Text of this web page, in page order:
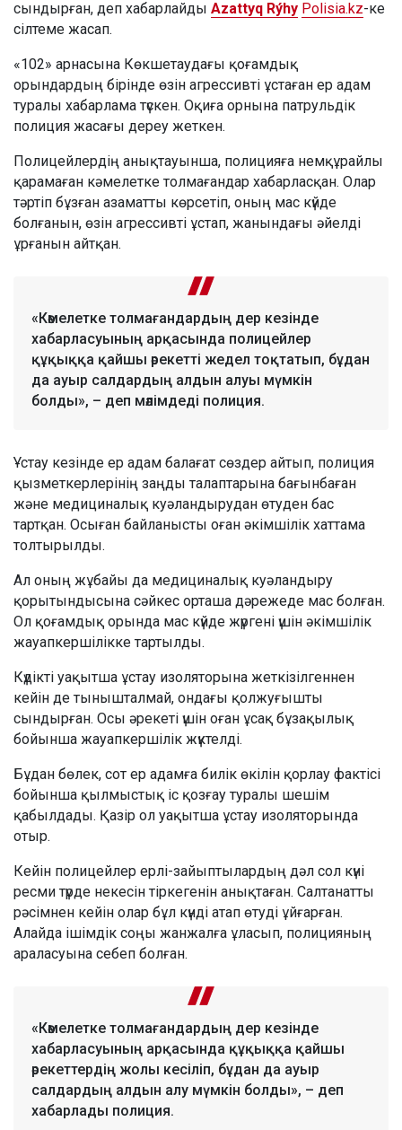
сындырған, деп хабарлайды Azattyq Rýhy Polisia.kz-ке
сілтеме жасап.
«102» арнасына Көкшетаудағы қоғамдық
орындардың бірінде өзін агрессивті ұстаған ер адам
туралы хабарлама түскен. Оқиға орнына патрульдік
полиция жасағы дереу жеткен.
Полицейлердің анықтауынша, полицияға немқұрайлы
қарамаған кәмелетке толмағандар хабарласқан. Олар
тәртіп бұзған азаматты көрсетіп, оның мас күйде
болғанын, өзін агрессивті ұстап, жанындағы әйелді
ұрғанын айтқан.
«Кәмелетке толмағандардың дер кезінде
хабарласуының арқасында полицейлер
құқыққа қайшы әрекетті жедел тоқтатып, бұдан
да ауыр салдардың алдын алуы мүмкін
болды», – деп мәлімдеді полиция.
Ұстау кезінде ер адам балағат сөздер айтып, полиция
қызметкерлерінің заңды талаптарына бағынбаған
және медициналық куәландырудан өтуден бас
тартқан. Осыған байланысты оған әкімшілік хаттама
толтырылды.
Ал оның жұбайы да медициналық куәландыру
қорытындысына сәйкес орташа дәрежеде мас болған.
Ол қоғамдық орында мас күйде жүргені үшін әкімшілік
жауапкершілікке тартылды.
Күдікті уақытша ұстау изоляторына жеткізілгеннен
кейін де тынышталмай, ондағы қолжуғышты
сындырған. Осы әрекеті үшін оған ұсақ бұзақылық
бойынша жауапкершілік жүктелді.
Бұдан бөлек, сот ер адамға билік өкілін қорлау фактісі
бойынша қылмыстық іс қозғау туралы шешім
қабылдады. Қазір ол уақытша ұстау изоляторында
отыр.
Кейін полицейлер ерлі-зайыптылардың дәл сол күні
ресми түрде некесін тіркегенін анықтаған. Салтанатты
рәсімнен кейін олар бұл күнді атап өтуді ұйғарған.
Алайда ішімдік соңы жанжалға ұласып, полицияның
араласуына себеп болған.
«Кәмелетке толмағандардың дер кезінде
хабарласуының арқасында құқыққа қайшы
әрекеттердің жолы кесіліп, бұдан да ауыр
салдардың алдын алу мүмкін болды», – деп
хабарлады полиция.